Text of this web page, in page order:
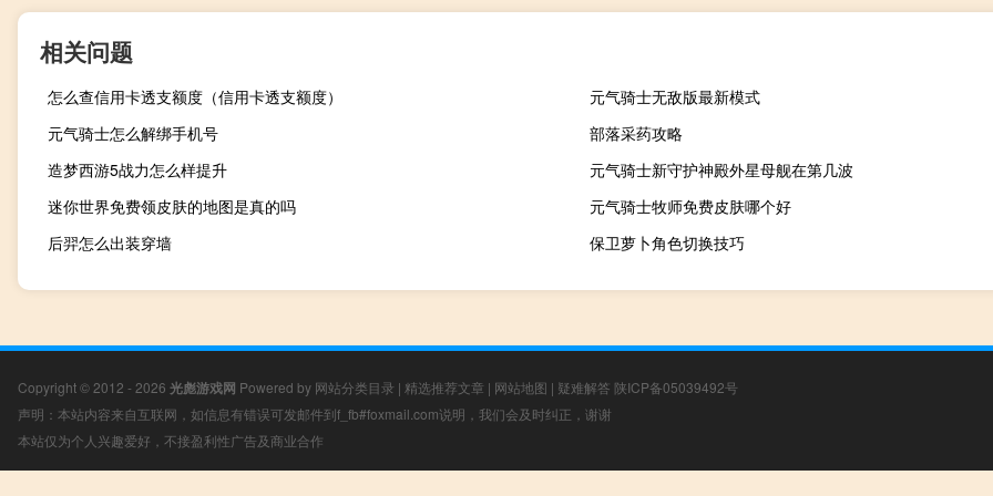
相关问题
怎么查信用卡透支额度（信用卡透支额度）
元气骑士无敌版最新模式
元气骑士怎么解绑手机号
部落采药攻略
造梦西游5战力怎么样提升
元气骑士新守护神殿外星母舰在第几波
迷你世界免费领皮肤的地图是真的吗
元气骑士牧师免费皮肤哪个好
后羿怎么出装穿墙
保卫萝卜角色切换技巧
Copyright © 2012 - 2026 光彪游戏网 Powered by 网站分类目录 | 精选推荐文章 | 网站地图 | 疑难解答 陕ICP备05039492号
声明：本站内容来自互联网，如信息有错误可发邮件到f_fb#foxmail.com说明，我们会及时纠正，谢谢
本站仅为个人兴趣爱好，不接盈利性广告及商业合作